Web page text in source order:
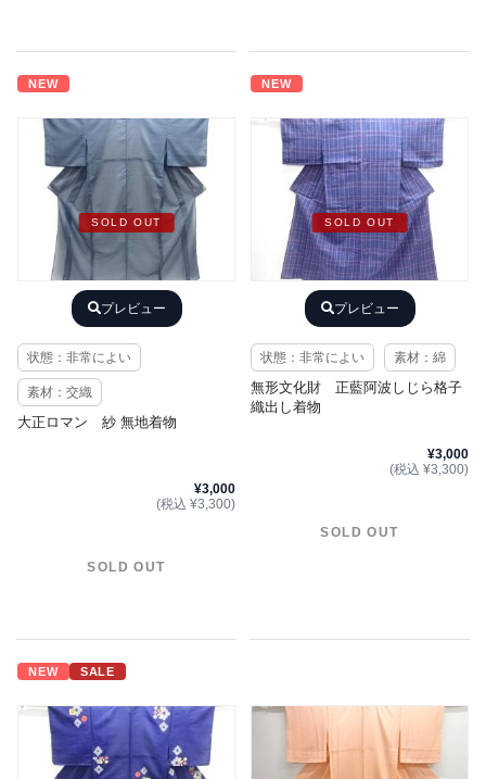
NEW
SOLD OUT
プレビュー
状態：非常によい
素材：交織
大正ロマン 紗 無地着物
¥3,000
(税込 ¥3,300)
SOLD OUT
NEW
SOLD OUT
プレビュー
状態：非常によい 素材：綿
無形文化財 正藍阿波しじら格子
織出し着物
¥3,000
(税込 ¥3,300)
SOLD OUT
NEW SALE